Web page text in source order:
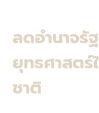
ลดอำนาจรั
ยุทธศาสตร์
ชาติ